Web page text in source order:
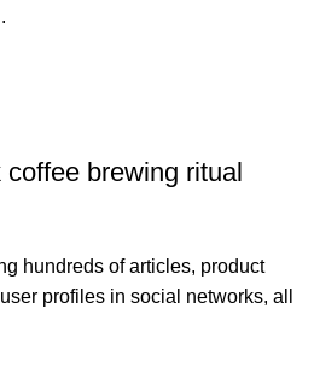
brewing ritual
hundreds of articles, product
profiles in social networks, all